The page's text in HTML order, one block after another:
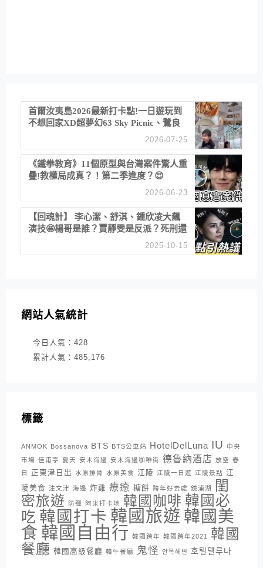
首爾汝夷島2026最新打卡點!一日遊玩到
不想回家XD超夢幻63 Sky Picnic、鷺良
津帝王蟹大餐、《淚之女王》拍攝地、漢
江公園免費玩水
2026-07-25
《鐵拳教育》11個原型與台灣案件驚人重
疊!教權局成真？！第二季進度？😍
2026-06-23
【回魂計】 李心潔、舒淇、鍾欣凌大飆
演技🤩楊哥是誰？賈靜雯是反派？死刑還
2025-10-15
網站人氣統計
今日人氣： 428
累計人氣： 485,176
標籤
ANMOK Bossanova BTS BTS公車站 HotelDelLuna IU
中央
市場 佳甫亭 夏天 安木海邊 安木海邊咖啡街 德魯納酒店 放空 春
日
正東津日出 水原排骨 水原美食 江陵 江陵一日遊 江陵景點 江
陵美食 注文津 海邊 炸雞 療癒 糖餅 跨年好去處 鏡浦湖
閨
密旅遊
防彈 阿米打卡地 韓國咖啡 韓國必
吃 韓國打卡 韓國旅遊 韓國美
食 韓國自由行 韓國跨年 韓國跨年2021
韓國
餐廳 韓國高級餐廳 韓牛餐廳 鬼怪 안목해변 호텔델루나